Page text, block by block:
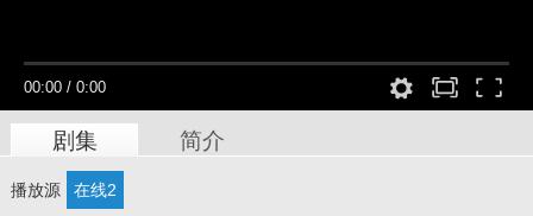
00:00 / 0:00
剧集 简介
播放源 在线2